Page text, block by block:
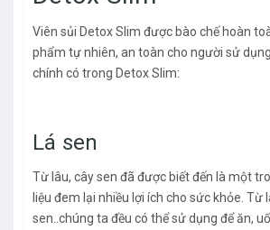
Viên sủi Detox Slim được bào chế hoàn
phẩm tự nhiên, an toàn cho người sử
chính có trong Detox Slim:
Lá sen
Từ lâu, cây sen đã được biết đến là một
liệu đem lại nhiều lợi ích cho sức khỏe. Từ
sen..chúng ta đều có thể sử dụng để ăn,